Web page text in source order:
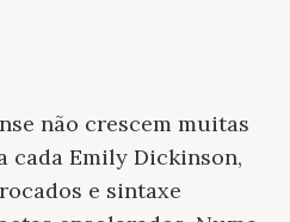
não crescem muitas
cada Emily Dickinson,
e sintaxe